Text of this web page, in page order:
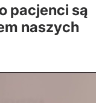
pacjenci są
naszych